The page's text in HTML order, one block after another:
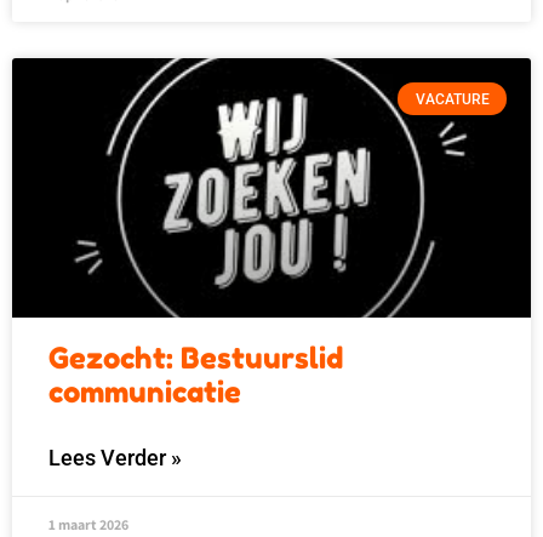
VACATURE
Gezocht: Bestuurslid
communicatie
Lees Verder »
1 maart 2026